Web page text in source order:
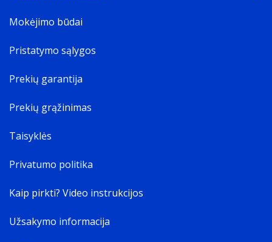
Mokėjimo būdai
Pristatymo sąlygos
Prekių garantija
Prekių grąžinimas
Taisyklės
Privatumo politika
Kaip pirkti? Video instrukcijos
Užsakymo informacija